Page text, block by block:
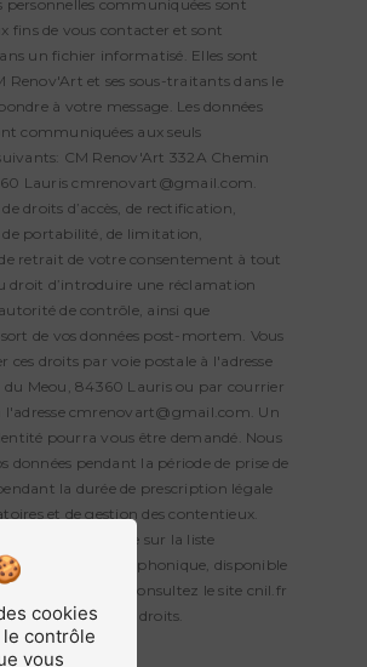
personnelles communiquées sont
fins de vous contacter et sont
un fichier informatisé. Elles sont
Renov'Art et ses sous-traitants dans le
à votre message. Les données
communiquées aux seuls
CM Renov'Art 332A Chemin
Lauris cmrenovart@gmail.com.
droits d’accès, de rectification,
de portabilité, de limitation,
retrait de votre consentement à tout
droit d’introduire une réclamation
de contrôle, ainsi que
de vos données post-mortem. Vous
ces droits par voie postale à l'adresse
Meou, 84360 Lauris ou par courrier
l'adresse cmrenovart@gmail.com. Un
pourra vous être demandé. Nous
données pendant la période de prise de
la durée de prescription légale
et de gestion des contentieux.
de vous inscrire sur la liste
démarchage téléphonique, disponible
. Consultez le site cnil.fr
sur vos droits.
cookies
contrôle
vous